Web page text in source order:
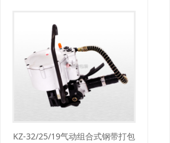
KZ-32/25/19气动组合式钢带打包